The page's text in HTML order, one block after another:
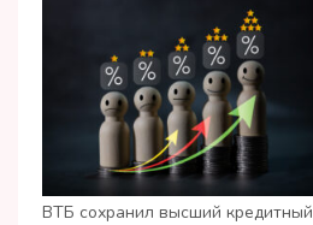
ВТБ сохранил высший кредитный